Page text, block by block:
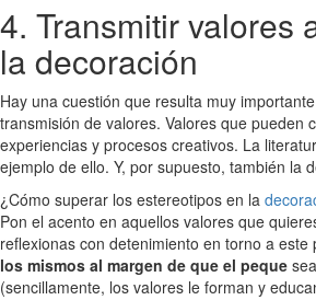
4. Transmitir valores
la decoración
Hay una cuestión que resulta muy
transmisión de valores. Valores que pueden
experiencias y procesos creativos. La
ejemplo de ello. Y, por supuesto, también la
¿Cómo superar los estereotipos en la
Pon el acento en aquellos valores que
reflexionas con detenimiento en torno a este
los mismos al margen de que el peque
(sencillamente, los valores le forman y